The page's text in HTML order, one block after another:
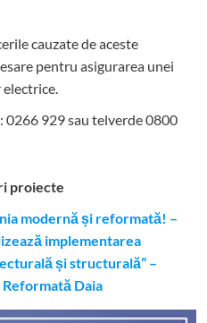
cauzate de aceste
pentru asigurarea unei
0266 929 sau telverde 0800
proiecte
modernă și reformată! –
implementarea
și structurală” –
Daia